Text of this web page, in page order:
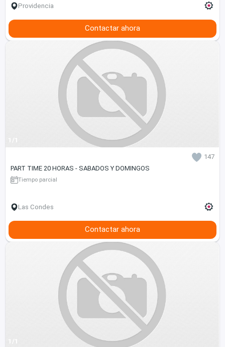
Providencia
Contactar ahora
1/1
147
PART TIME 20 HORAS - SABADOS Y DOMINGOS
Tiempo parcial
Las Condes
Contactar ahora
1/1